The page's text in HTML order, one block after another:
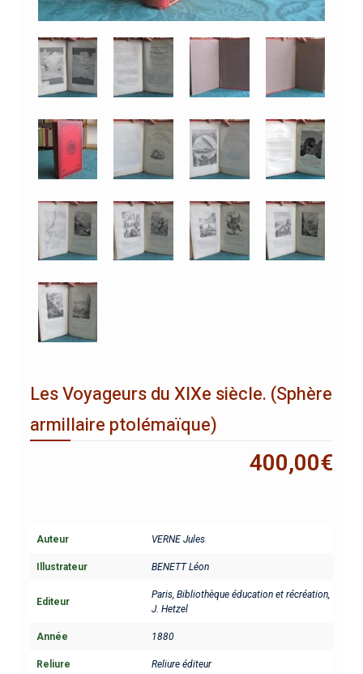
Les Voyageurs du XIXe siècle. (Sphère
armillaire ptolémaïque)
400,00€
Auteur VERNE Jules
Illustrateur BENETT Léon
Editeur
Paris, Bibliothèque éducation et récréation,
J. Hetzel
Année 1880
Reliure Reliure éditeur